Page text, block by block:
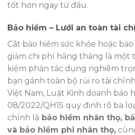
tốt hơn ngay từ đầu.
Bảo hiểm – Lưới an toàn tài
Cắt bảo hiểm sức khỏe hoặc
giảm chi phí hàng tháng là
kiệm phản tác dụng nghiêm
bạn gánh toàn bộ rủi ro tài
Việt Nam, Luật Kinh doanh bảo
08/2022/QH15 quy định rõ ba
chính là bảo hiểm nhân thọ,
và bảo hiểm phi nhân thọ,